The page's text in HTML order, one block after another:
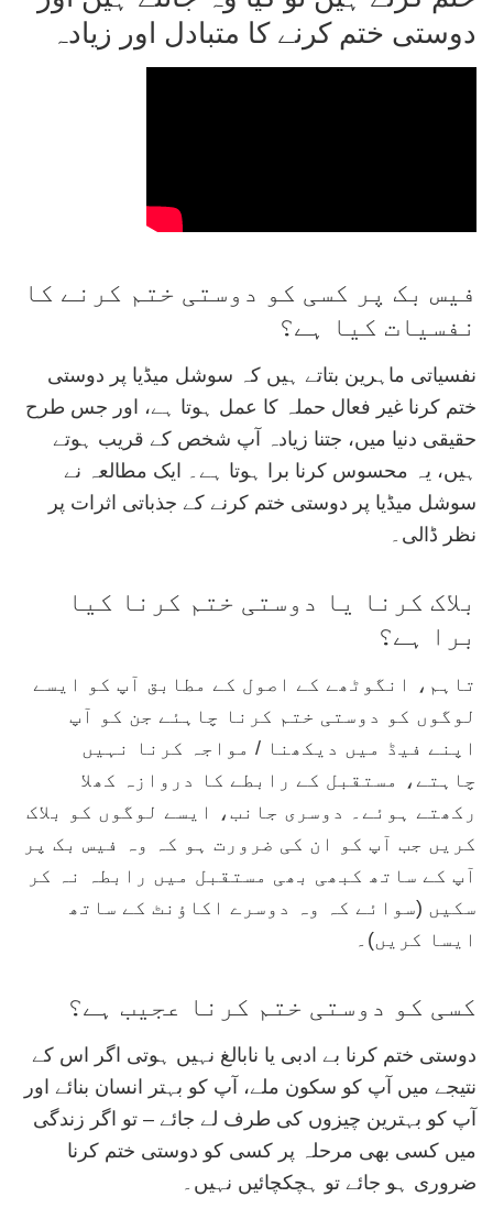
دوستی ختم کرنے کا متبادل اور زیادہ
فیس بک پر کسی کو دوستی ختم کرنے کا
نفسیات کیا ہے؟
نفسیاتی ماہرین بتاتے ہیں کہ سوشل میڈیا پر دوستی
ختم کرنا غیر فعال حملہ کا عمل ہوتا ہے، اور جس طرح
حقیقی دنیا میں، جتنا زیادہ آپ شخص کے قریب ہوتے
ہیں، یہ محسوس کرنا برا ہوتا ہے۔ ایک مطالعہ نے
سوشل میڈیا پر دوستی ختم کرنے کے جذباتی اثرات پر
نظر ڈالی۔
بلاک کرنا یا دوستی ختم کرنا کیا
برا ہے؟
تاہم، انگوٹھے کے اصول کے مطابق آپ کو ایسے
لوگوں کو دوستی ختم کرنا چاہئے جن کو آپ
اپنے فیڈ میں دیکھنا / مواجہ کرنا نہیں
چاہتے، مستقبل کے رابطے کا دروازہ کھلا
رکھتے ہوئے۔ دوسری جانب، ایسے لوگوں کو بلاک
کریں جب آپ کو ان کی ضرورت ہو کہ وہ فیس بک پر
آپ کے ساتھ کبھی بھی مستقبل میں رابطہ نہ کر
سکیں (سوائے کہ وہ دوسرے اکاؤنٹ کے ساتھ
ایسا کریں)۔
کسی کو دوستی ختم کرنا عجیب ہے؟
دوستی ختم کرنا بے ادبی یا نابالغ نہیں ہوتی اگر اس کے
نتیجے میں آپ کو سکون ملے، آپ کو بہتر انسان بنائے اور
آپ کو بہترین چیزوں کی طرف لے جائے – تو اگر زندگی
میں کسی بھی مرحلہ پر کسی کو دوستی ختم کرنا
ضروری ہو جائے تو ہچکچائیں نہیں۔